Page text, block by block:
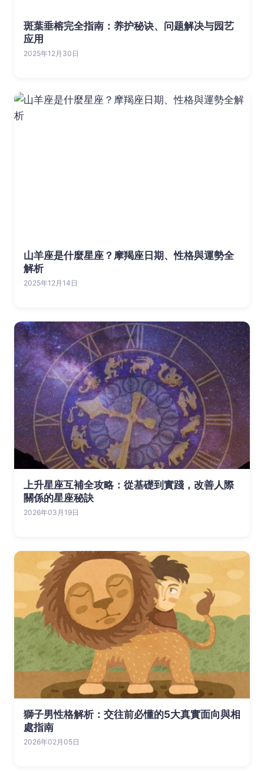
斑葉垂榕完全指南：养护秘诀、问题解决与园艺
应用
2025年12月30日
山羊座是什麼星座？摩羯座日期、性格與運勢全
解析
2025年12月14日
上升星座互補全攻略：從基礎到實踐，改善人際
關係的星座秘訣
2026年03月19日
獅子男性格解析：交往前必懂的5大真實面向與相
處指南
2026年02月05日